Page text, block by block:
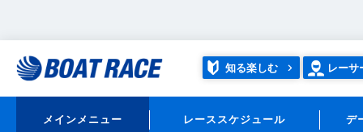
知る楽しむ レーサ
メインメニュー レーススケジュール デ